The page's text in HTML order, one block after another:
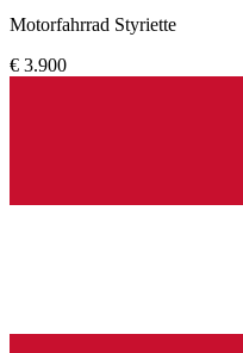
Motorfahrrad Styriette
€ 3.900